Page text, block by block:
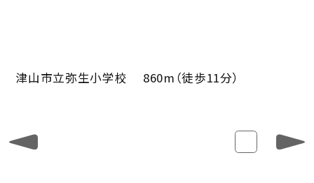
津山市立弥生小学校 860m（徒歩11分）